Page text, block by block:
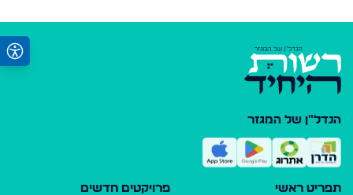
הנדל"ן של המגזר
תפריט ראשי פרויקטים חדשים